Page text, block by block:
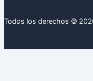
Todos los derechos ©